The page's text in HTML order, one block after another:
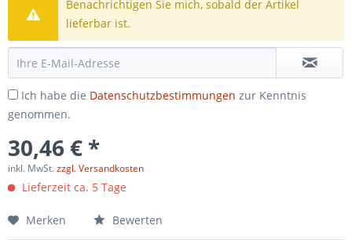
Benachrichtigen Sie mich, sobald der Artikel
lieferbar ist.
Ich habe die Datenschutzbestimmungen zur Kenntnis
genommen.
30,46 € *
inkl. MwSt.zzgl. Versandkosten
Lieferzeit ca. 5 Tage
Merken Bewerten